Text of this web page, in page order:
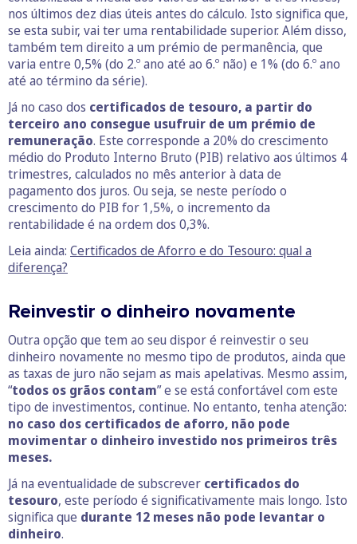
nos últimos dez dias úteis antes do cálculo. Isto significa que,
se esta subir, vai ter uma rentabilidade superior. Além disso,
também tem direito a um prémio de permanência, que
varia entre 0,5% (do 2.º ano até ao 6.º não) e 1% (do 6.º ano
até ao término da série).
Já no caso dos certificados de tesouro, a partir do
terceiro ano consegue usufruir de um prémio de
remuneração. Este corresponde a 20% do crescimento
médio do Produto Interno Bruto (PIB) relativo aos últimos 4
trimestres, calculados no mês anterior à data de
pagamento dos juros. Ou seja, se neste período o
crescimento do PIB for 1,5%, o incremento da
rentabilidade é na ordem dos 0,3%.
Leia ainda: Certificados de Aforro e do Tesouro: qual a
diferença?
Reinvestir o dinheiro novamente
Outra opção que tem ao seu dispor é reinvestir o seu
dinheiro novamente no mesmo tipo de produtos, ainda que
as taxas de juro não sejam as mais apelativas. Mesmo assim,
“todos os grãos contam” e se está confortável com este
tipo de investimentos, continue. No entanto, tenha atenção:
no caso dos certificados de aforro, não pode
movimentar o dinheiro investido nos primeiros três
meses.
Já na eventualidade de subscrever certificados do
tesouro, este período é significativamente mais longo. Isto
significa que durante 12 meses não pode levantar o
dinheiro.